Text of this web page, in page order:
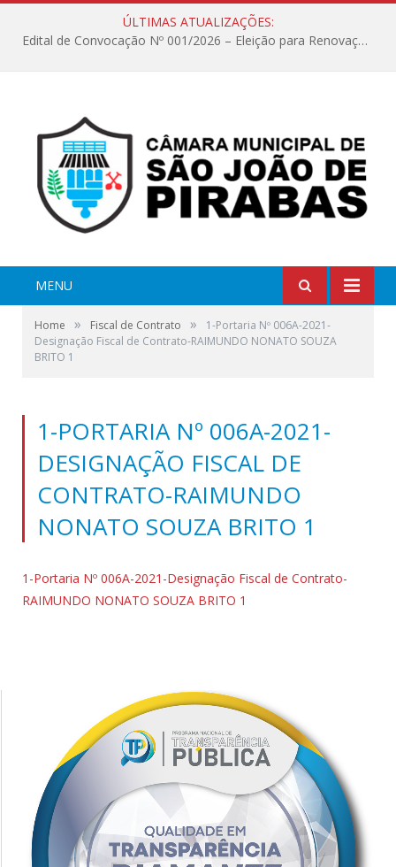
ÚLTIMAS ATUALIZAÇÕES:
Edital de Convocação Nº 001/2026 – Eleição para Renovação da Mesa Diretora – Biênio 2027/2028
MENU
Home » Fiscal de Contrato »
1-Portaria Nº 006A-2021-
Designação Fiscal de Contrato-RAIMUNDO NONATO SOUZA
BRITO 1
1-PORTARIA Nº 006A-2021-
DESIGNAÇÃO FISCAL DE
CONTRATO-RAIMUNDO
NONATO SOUZA BRITO 1
1-Portaria Nº 006A-2021-Designação Fiscal de Contrato-
RAIMUNDO NONATO SOUZA BRITO 1